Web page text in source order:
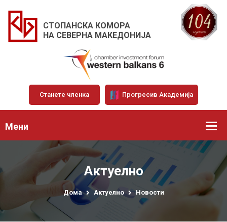
СТОПАНСКА КОМОРА
НА СЕВЕРНА МАКЕДОНИЈА
Станете членка Прогресив Академија
Мени
Актуелно
Дома Актуелно Новости